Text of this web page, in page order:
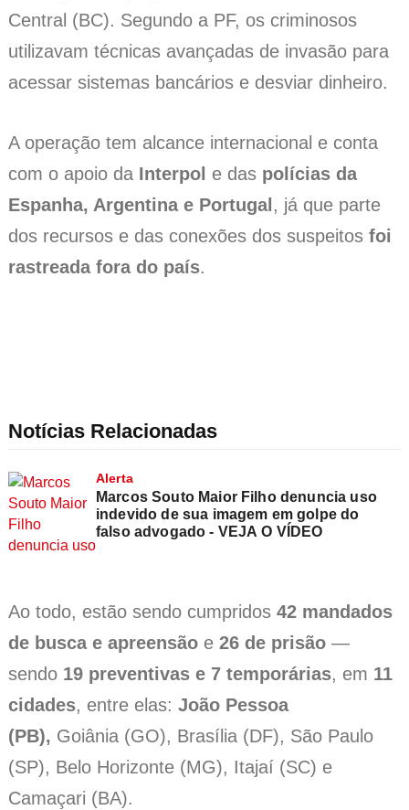
Central (BC). Segundo a PF, os criminosos
utilizavam técnicas avançadas de invasão para
acessar sistemas bancários e desviar dinheiro.
A operação tem alcance internacional e conta
com o apoio da Interpol e das polícias da
Espanha, Argentina e Portugal , já que parte
dos recursos e das conexões dos suspeitos foi
rastreada fora do país.
Notícias Relacionadas
Alerta
Marcos Souto Maior Filho denuncia uso
indevido de sua imagem em golpe do
falso advogado - VEJA O VÍDEO
Ao todo, estão sendo cumpridos 42 mandados
de busca e apreensãoe 26 de prisão—
sendo 19 preventivas e 7 temporárias, em 11
cidades, entre elas: João Pessoa
(PB), Goiânia (GO), Brasília (DF), São Paulo
(SP), Belo Horizonte (MG), Itajaí (SC) e
Camaçari (BA).